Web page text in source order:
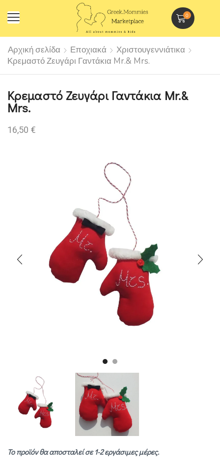
0
Αρχική σελίδα Εποχιακά
Χριστουγεννιάτικα
Κρεμαστό Ζευγάρι Γαντάκια Mr.& Mrs.
Κρεμαστό Ζευγάρι Γαντάκια Mr.&
Mrs.
16,50 €
Το προϊόν θα αποσταλεί σε 1-2 εργάσιμες μέρες.